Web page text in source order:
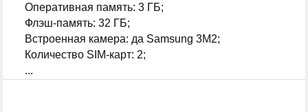
Оперативная память: 3 ГБ;
Флэш-память: 32 ГБ;
Встроенная камера: да Samsung 3M2;
Количество SIM-карт: 2;
...